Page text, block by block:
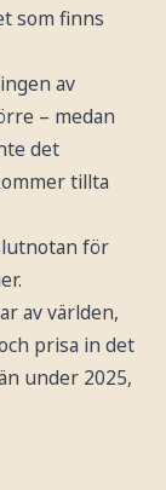
som finns
av
– medan
det
tillta
för
av världen,
prisa in det
under 2025,